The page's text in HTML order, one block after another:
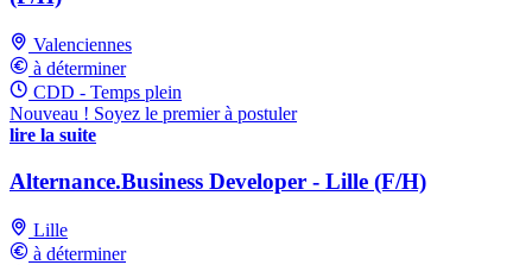
Valenciennes
à déterminer
CDD - Temps plein
Nouveau ! Soyez le premier à postuler
lire la suite
Alternance.Business Developer - Lille (F/H)
Lille
à déterminer